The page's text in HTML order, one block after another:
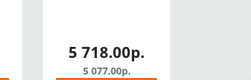
5 718.00р.
5 077.00р.